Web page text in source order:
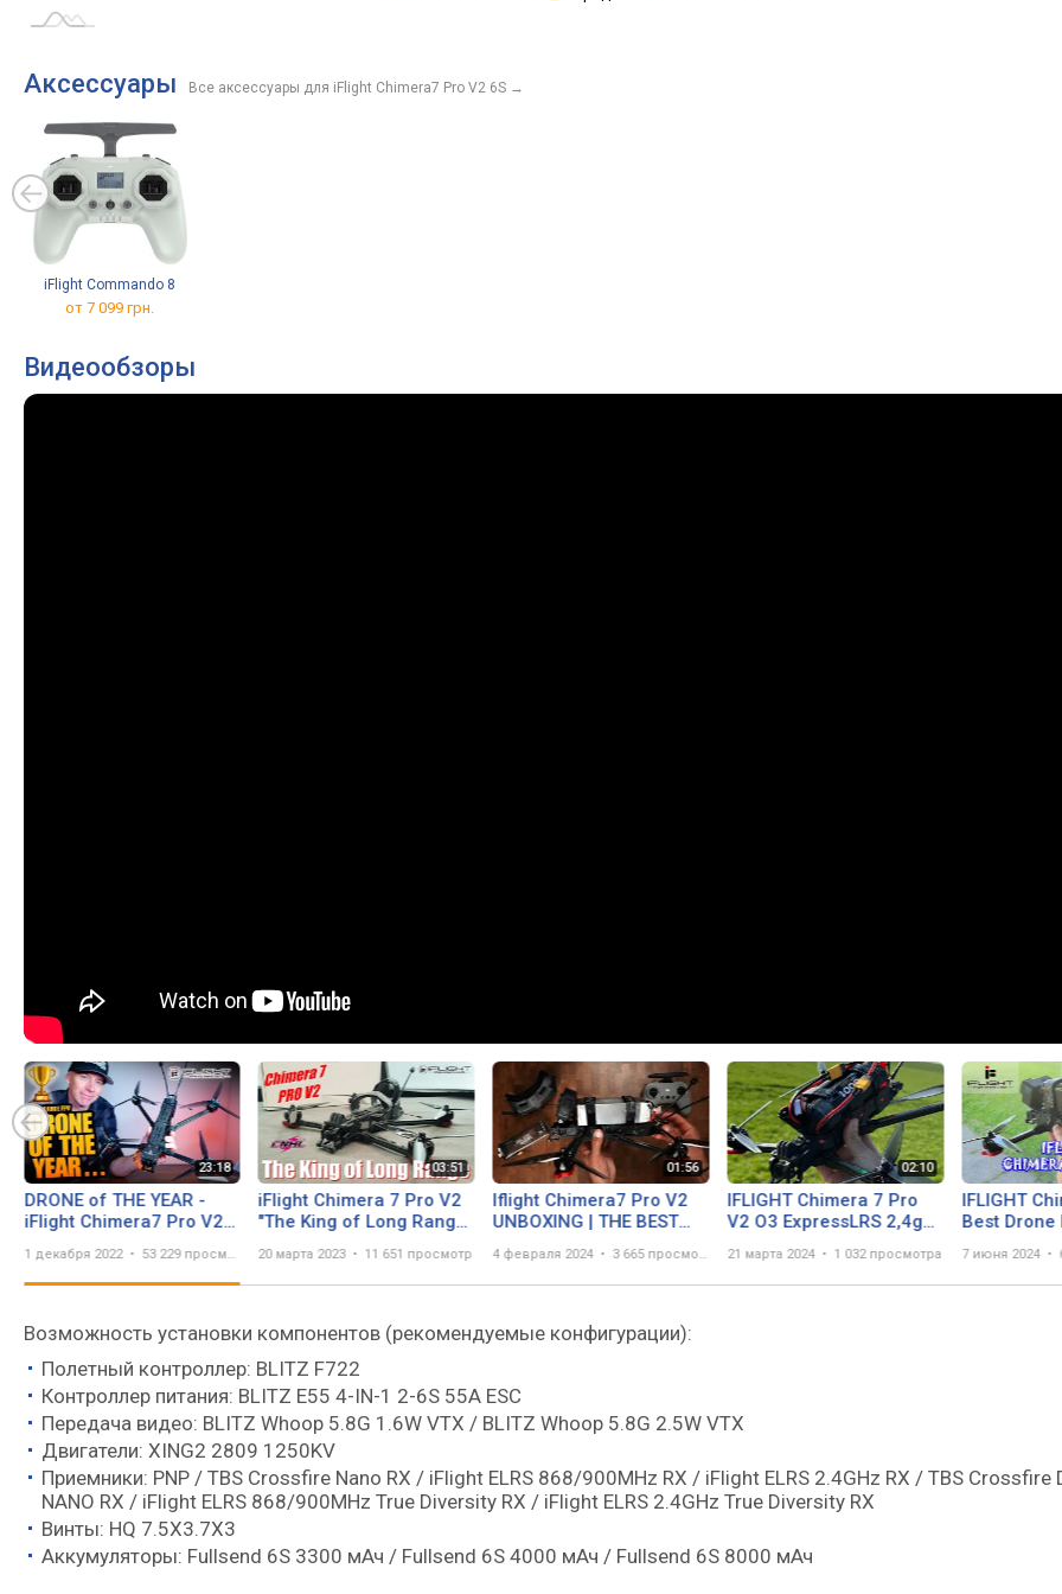
Аксессуары Все аксессуары для iFlight Chimera7 Pro V2 6S →
iFlight Commando 8
от 7 099 грн.
Видеообзоры
DRONE of THE YEAR -
iFlight Chimera7 Pro V2
1 декабря 2022 53 229 просмотров
iFlight Chimera 7 Pro V2
"The King of Long Range"
Production
20 марта 2023 11 651 просмотр
Iflight Chimera7 Pro V2
UNBOXING | THE BEST
long-range FPV drone?
4 февраля 2024 3 665 просмотров
IFLIGHT Chimera 7 Pro
V2 O3 ExpressLRS 2,4ghz
21 марта 2024 1 032 просмотра
IFLIGHT
Best Drone
7 июня 2024
Возможность установки компонентов (рекомендуемые конфигурации):
Полетный контроллер: BLITZ F722
Контроллер питания: BLITZ E55 4-IN-1 2-6S 55A ESC
Передача видео: BLITZ Whoop 5.8G 1.6W VTX / BLITZ Whoop 5.8G 2.5W VTX
Двигатели: XING2 2809 1250KV
Приемники: PNP / TBS Crossfire Nano RX / iFlight ELRS 868/900MHz RX / iFlight ELRS 2.4GHz RX / TBS Crossfire
NANO RX / iFlight ELRS 868/900MHz True Diversity RX / iFlight ELRS 2.4GHz True Diversity RX
Винты: HQ 7.5X3.7X3
Аккумуляторы: Fullsend 6S 3300 мАч / Fullsend 6S 4000 мАч / Fullsend 6S 8000 мАч